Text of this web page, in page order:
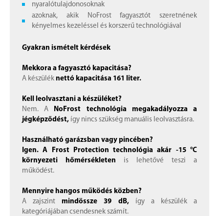
nyaralótulajdonosoknak
azoknak, akik NoFrost fagyasztót szeretnének
kényelmes kezeléssel és korszerű technológiával
Gyakran ismételt kérdések
Mekkora a fagyasztó kapacitása?
A készülék nettó kapacitása 161 liter.
Kell leolvasztani a készüléket?
Nem. A
NoFrost technológia megakadályozza a
jégképződést, így nincs szükség manuális leolvasztásra.
Használható garázsban vagy pincében?
Igen. A Frost Protection technológia akár -15 °C
környezeti hőmérsékleten is lehetővé teszi a
működést.
Mennyire hangos működés közben?
A zajszintmindössze 39 dB,így a készülék a
kategóriájában csendesnek számít.